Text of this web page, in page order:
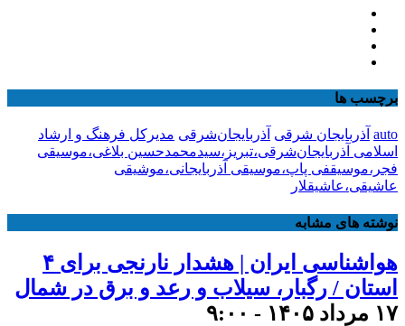
برچسب ها
auto آذربایجان شرقی آذربایجان‌شرقی مدیرکل فرهنگ و ارشاد
اسلامی آذربایجان‌شرقی،تبریز،سیدمحمدحسین بلاغی،موسیقی
فجر،موسیقفی پاپ،موسیقی آذربایجانی،موشیقی
عاشیقی،عاشیقلار
نوشته های مشابه
هواشناسی ایران | هشدار نارنجی برای ۴
استان / رگبار، سیلاب و رعد و برق در شمال
۱۷ مرداد ۱۴۰۵ - ۹:۰۰